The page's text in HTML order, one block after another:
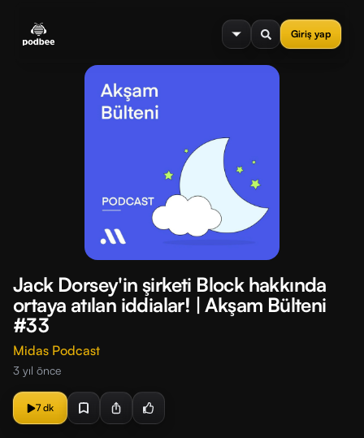
Giriş yap
menu
Jack Dorsey'in şirketi Block hakkında
ortaya atılan iddialar! | Akşam Bülteni
#33
Midas Podcast
3 yıl önce
7 dk